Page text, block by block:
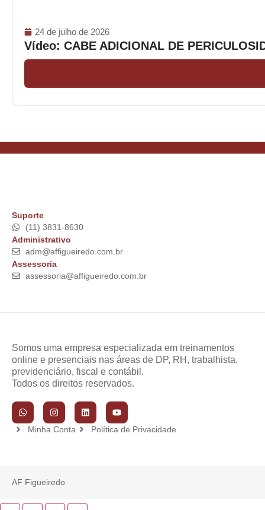
24 de julho de 2026
Vídeo: CABE ADICIONAL DE
Suporte
(11) 3831-8630
Administrativo
adm@affigueiredo.com.br
Assessoria
assessoria@affigueiredo.com.br
Somos uma empresa especializada em treinamentos
online e presenciais nas áreas de DP, RH, trabalhista,
previdenciário, fiscal e contábil.
Todos os direitos reservados.
Minha Conta Política de Privacidade
AF Figueiredo